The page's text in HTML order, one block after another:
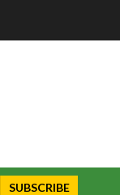
SUBSCRIBE